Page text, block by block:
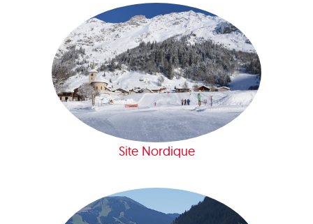
Site Nordique